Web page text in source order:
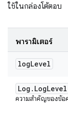
ใช้ในกล่องโต้ตอบ
พารามิเตอร์
logLevel
Log . LogLevel
ความสำคัญของข้อ